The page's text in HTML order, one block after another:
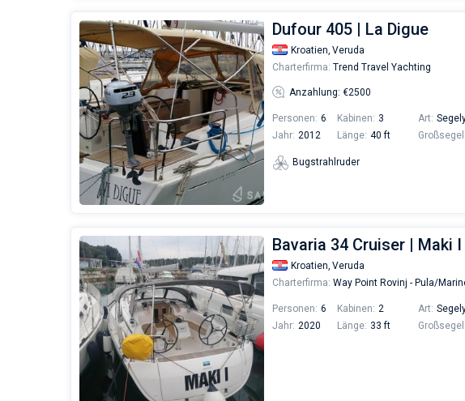
Dufour 405 | La Digue
Kroatien, Veruda
Charterfirma: Trend Travel Yachting
Anzahlung: €2500
Personen: 6 Kabinen: 3 Art:
Jahr: 2012 Länge: 40 ft Großsegel:
Bugstrahlruder
Bavaria 34 Cruiser | Maki I
Kroatien, Veruda
Charterfirma: Way Point Rovinj - Pula/
Personen: 6 Kabinen: 2 Art:
Jahr: 2020 Länge: 33 ft Großsegel: